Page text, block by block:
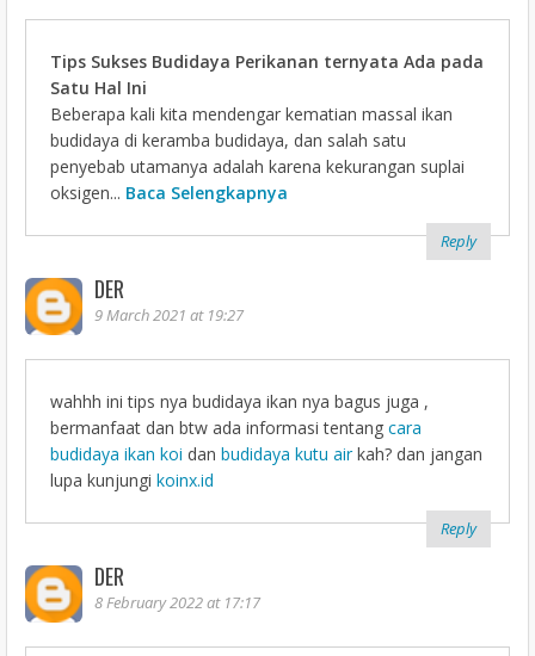
Tips Sukses Budidaya Perikanan ternyata Ada pada
Satu Hal Ini
Beberapa kali kita mendengar kematian massal ikan
budidaya di keramba budidaya, dan salah satu
penyebab utamanya adalah karena kekurangan suplai
oksigen... Baca Selengkapnya
Reply
DER
9 March 2021 at 19:27
wahhh ini tips nya budidaya ikan nya bagus juga ,
bermanfaat dan btw ada informasi tentang cara
budidaya ikan koi dan budidaya kutu airkah? dan jangan
lupa kunjungi koinx.id
Reply
DER
8 February 2022 at 17:17